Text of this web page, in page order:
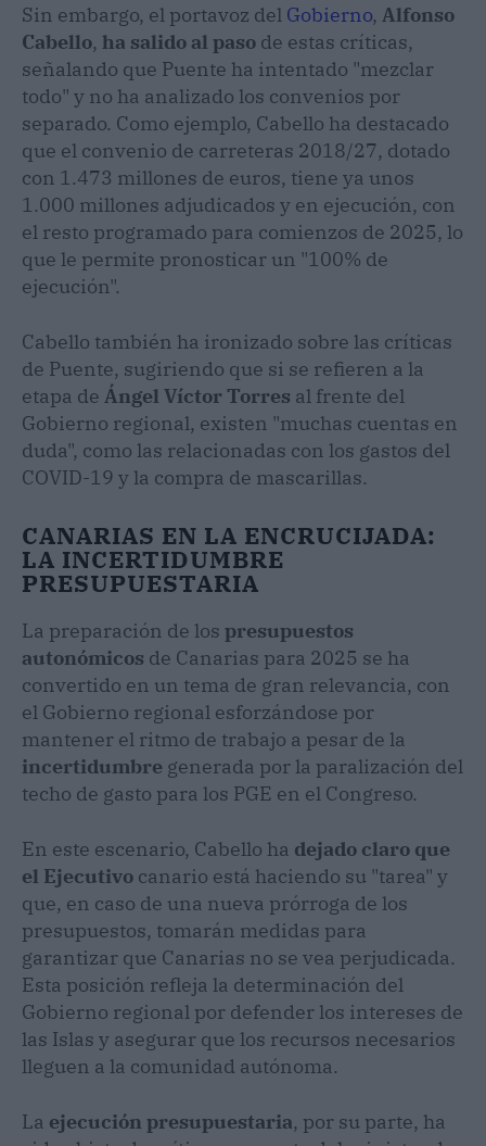
Sin embargo, el portavoz del Gobierno, Alfonso
Cabello, ha salido al paso de estas críticas,
señalando que Puente ha intentado "mezclar
todo" y no ha analizado los convenios por
separado. Como ejemplo, Cabello ha destacado
que el convenio de carreteras 2018/27, dotado
con 1.473 millones de euros, tiene ya unos
1.000 millones adjudicados y en ejecución, con
el resto programado para comienzos de 2025, lo
que le permite pronosticar un "100% de
ejecución".
Cabello también ha ironizado sobre las críticas
de Puente, sugiriendo que si se refieren a la
etapa de Ángel Víctor Torres al frente del
Gobierno regional, existen "muchas cuentas en
duda", como las relacionadas con los gastos del
COVID-19 y la compra de mascarillas.
CANARIAS EN LA ENCRUCIJADA:
LA INCERTIDUMBRE
PRESUPUESTARIA
La preparación de los presupuestos
autonómicos de Canarias para 2025 se ha
convertido en un tema de gran relevancia, con
el Gobierno regional esforzándose por
mantener el ritmo de trabajo a pesar de la
incertidumbre generada por la paralización del
techo de gasto para los PGE en el Congreso.
En este escenario, Cabello ha dejado claro que
el Ejecutivo canario está haciendo su "tarea" y
que, en caso de una nueva prórroga de los
presupuestos, tomarán medidas para
garantizar que Canarias no se vea perjudicada.
Esta posición refleja la determinación del
Gobierno regional por defender los intereses de
las Islas y asegurar que los recursos necesarios
lleguen a la comunidad autónoma.
La ejecución presupuestaria, por su parte, ha